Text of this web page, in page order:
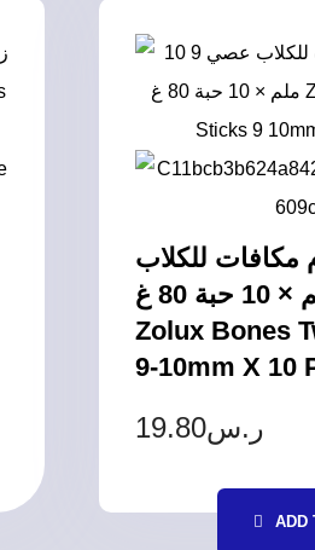
للكلاب
عصي 9-10 ملم × 10 حبة 80 غ –
Zolux Bones
9-10mm X 10
ر.س19.80
ADD